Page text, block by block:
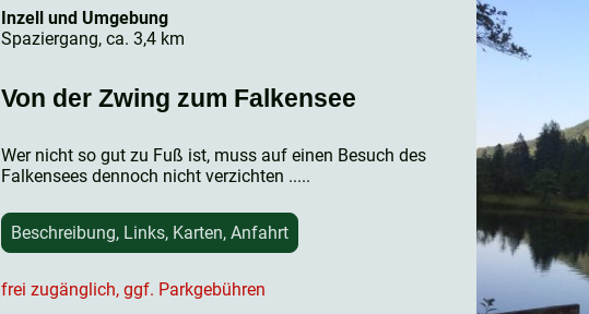
Inzell und Umgebung
Spaziergang, ca. 3,4 km
Von der Zwing zum Falkensee
Wer nicht so gut zu Fuß ist, muss auf einen Besuch des
Falkensees dennoch nicht verzichten .....
Beschreibung, Links, Karten, Anfahrt
frei zugänglich, ggf. Parkgebühren